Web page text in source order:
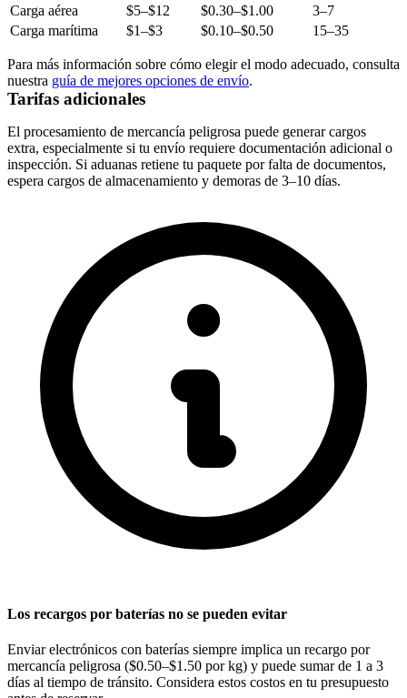
Carga aérea
$5–$12 $0.30–$1.00
3–7
Carga marítima
$1–$3 $0.10–$0.50 15–35
Para más información sobre cómo elegir el modo adecuado, consulta
nuestra guía de mejores opciones de envío.
Tarifas adicionales
El procesamiento de mercancía peligrosa puede generar cargos
extra, especialmente si tu envío requiere documentación adicional o
inspección. Si aduanas retiene tu paquete por falta de documentos,
espera cargos de almacenamiento y demoras de 3–10 días.
Los recargos por baterías no se pueden evitar
Enviar electrónicos con baterías siempre implica un recargo por
mercancía peligrosa ($0.50–$1.50 por kg) y puede sumar de 1 a 3
días al tiempo de tránsito. Considera estos costos en tu presupuesto